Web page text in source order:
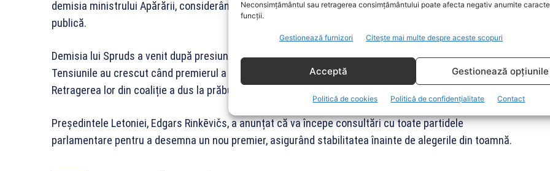
Neconsimțământul sau retragerea consimțământului poate afecta negativ anumite
funcții.
Gestionează furnizori Citește mai multe despre aceste scopuri
Acceptă Gestionează opțiunile
Politică de cookies Politică de confidențialitate Contact
demisia ministrului Apărării, considerând că gestionarea deficitară a incidentelor a afectat încrederea
publică.
Demisia lui Spruds a venit după presiuni intense, deși inițial a fost susținut de propriul partid.
Tensiunile au crescut când premierul a propus un militar ca succesor, idee respinsă de Progresiști.
Retragerea lor din coaliție a dus la prăbușirea guvernului.
Președintele Letoniei, Edgars Rinkēvičs, a anunțat că va începe consultări cu toate partidele
parlamentare pentru a desemna un nou premier, asigurând stabilitatea înainte de alegerile din toamnă.